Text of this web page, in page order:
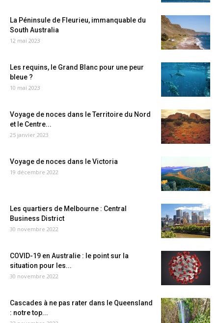
La Péninsule de Fleurieu, immanquable du
South Australia
12 mai 2023
Les requins, le Grand Blanc pour une peur
bleue ?
10 mai 2023
Voyage de noces dans le Territoire du Nord
et le Centre...
25 janvier 2023
Voyage de noces dans le Victoria
19 décembre 2022
Les quartiers de Melbourne : Central
Business District
30 novembre 2022
COVID-19 en Australie : le point sur la
situation pour les...
30 novembre 2022
Cascades à ne pas rater dans le Queensland
: notre top...